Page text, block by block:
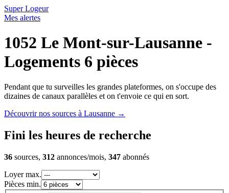
Super Logeur
Mes alertes
1052 Le Mont-sur-Lausanne -
Logements 6 pièces
Pendant que tu surveilles les grandes plateformes, on s'occupe des
dizaines de canaux parallèles et on t'envoie ce qui en sort.
Découvrir nos sources à Lausanne →
Fini les heures de recherche
36 sources, 312 annonces/mois, 347 abonnés
Loyer max.
Pièces min.